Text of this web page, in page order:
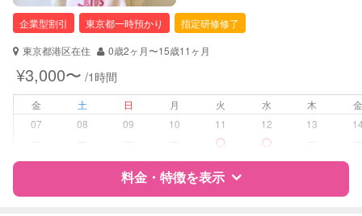
保育士
幼稚園教諭
調理師
対応可能/特徴
子育て経験
病児、病後児、ともに不可
対応可否は個別に相談
企業型割引 東京都一時預かり
指定研修修了
東京都港区在住
0歳2ヶ月〜15歳11ヶ月
¥3,000〜 /1時間
金 土 日 月 火 水 木
07
08 09 10 11 12 13
料金・特徴を表示